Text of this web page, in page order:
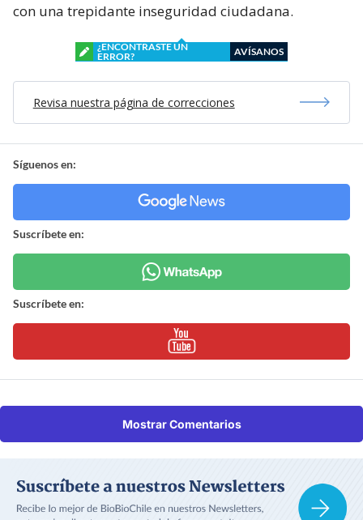
con una trepidante inseguridad ciudadana.
¿ENCONTRASTE UN
ERROR?
AVÍSANOS
Revisa nuestra página de correcciones
Síguenos en:
Suscríbete en:
Suscríbete en:
Mostrar Comentarios